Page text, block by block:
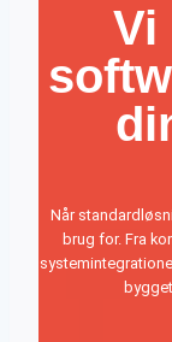
Vi
Når
brug for. Fra